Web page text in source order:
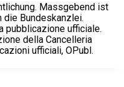
Massgebend ist
Bundeskanzlei.
pubblicazione ufficiale.
della Cancelleria
ufficiali, OPubl.